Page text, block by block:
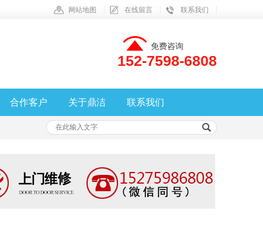
网站地图 在线留言 联系我们
免费咨询
152-7598-6808
合作客户 关于鼎洁 联系我们